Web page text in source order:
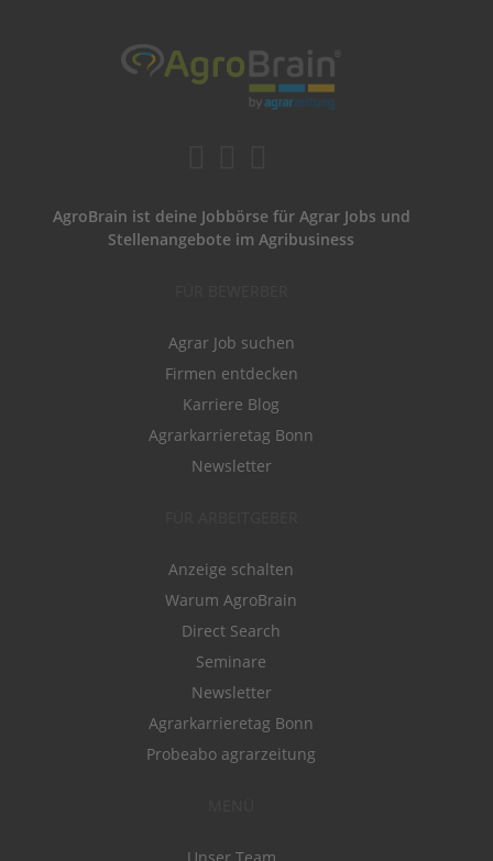
AgroBrain ist deine Jobbörse für Agrar Jobs und
Stellenangebote im Agribusiness
Agrar Job suchen
Firmen entdecken
Karriere Blog
Agrarkarrieretag Bonn
Newsletter
Anzeige schalten
Warum AgroBrain
Direct Search
Seminare
Newsletter
Agrarkarrieretag Bonn
Probeabo agrarzeitung